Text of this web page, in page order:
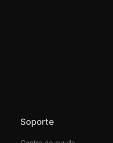
Soporte